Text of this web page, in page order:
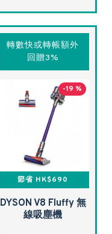
轉數快或轉帳額外
回贈3%
-19 %
節省 HK$690
DYSON V8 Fluffy 無
線吸塵機